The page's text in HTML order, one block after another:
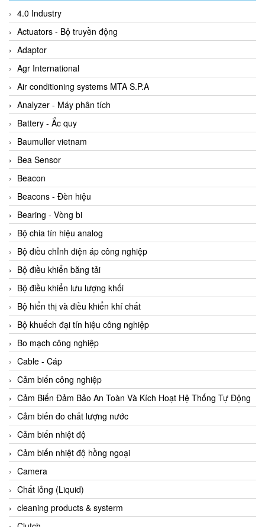
4B VietNam Vietnam
ABB Vietnam
AC Infinity Vietnam
AC&E Telecommunications
AC&T Vietnam
Accepta Vietnam
ACCUMAC Vietnam
AccuWeb Vietnam
Acey
ACOEM Vietnam
ADCA Vietnam
ADFweb Vietnam
Adler Vietnam
Ados Vietnam
Advanced Energy Vietnam
Advantech Vietnam
Agate Vietnam
AGR International Vietnam
Aichi Tokei Denki Vietnam
Aii Vietnam
AIKOH
AINUO Vietnam
AIR MAJOR
Aira Euro Automation
Airtac Vietnam
Airtec Vietnam
AI-Tek Vietnam
Akerstroms Viet Nam
AKO Armaturen & Separationstechnik
4.0 Industry
Actuators - Bộ truyền động
Adaptor
Agr International
Air conditioning systems MTA S.P.A
Analyzer - Máy phân tích
Battery - Ắc quy
Baumuller vietnam
Bea Sensor
Beacon
Beacons - Đèn hiệu
Bearing - Vòng bi
Bộ chia tín hiệu analog
Bộ điều chỉnh điện áp công nghiệp
Bộ điều khiển băng tải
Bộ điều khiển lưu lượng khối
Bộ hiển thị và điều khiển khí chất
Bộ khuếch đại tín hiệu công nghiệp
Bo mạch công nghiệp
Cable - Cáp
Cảm biến công nghiệp
Cảm Biến Đảm Bảo An Toàn Và Kích Hoạt Hệ Thống Tự Động
Cảm biến đo chất lượng nước
Cảm biến nhiệt độ
Cảm biến nhiệt độ hồng ngoại
Camera
Chất lỏng (Liquid)
cleaning products & systerm